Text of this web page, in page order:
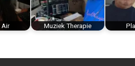
t
n
p
Air Muziek Therapie